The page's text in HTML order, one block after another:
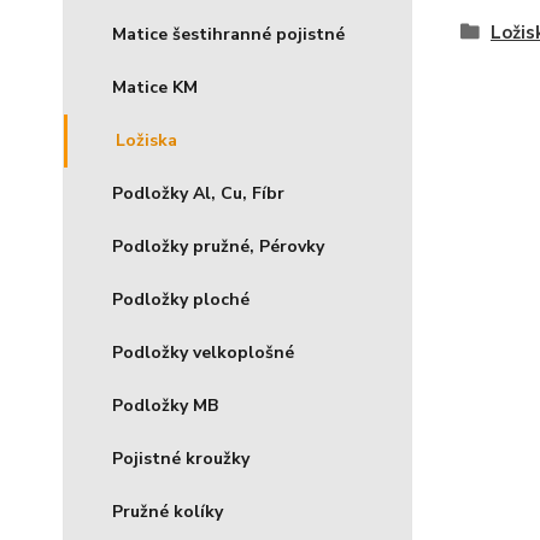
Matice šestihranné pojistné
Matice KM
Ložiska
Podložky Al, Cu, Fíbr
Podložky pružné, Pérovky
Podložky ploché
Podložky velkoplošné
Podložky MB
Pojistné kroužky
Pružné kolíky